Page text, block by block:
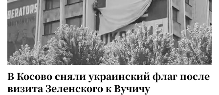
В Косово сняли украинский флаг после
визита Зеленского к Вучичу